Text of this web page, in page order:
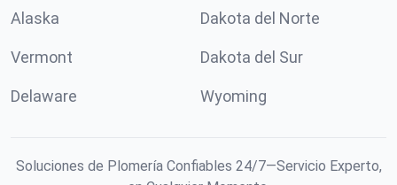
Alaska Dakota del Norte
Vermont Dakota del Sur
Delaware Wyoming
Soluciones de Plomería Confiables 24/7—Servicio Experto,